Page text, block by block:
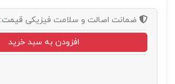
ضمانت اصالت و سلامت فیزیکی قیمت:
افزودن به سبد خرید